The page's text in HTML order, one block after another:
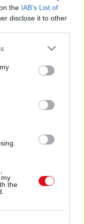
the IAB’s List of
disclose it to other
the
de
una
en la
así,
la más
de
se
que permita
(PDF, 1.9 MB)